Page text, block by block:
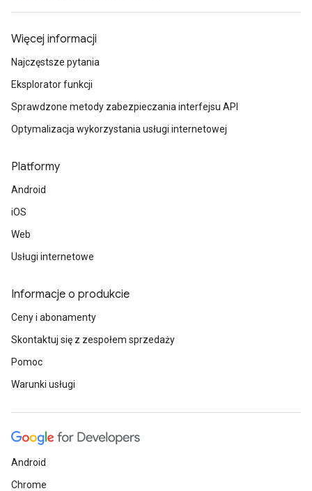
Więcej informacji
Najczęstsze pytania
Eksplorator funkcji
Sprawdzone metody zabezpieczania interfejsu API
Optymalizacja wykorzystania usługi internetowej
Platformy
Android
iOS
Web
Usługi internetowe
Informacje o produkcie
Ceny i abonamenty
Skontaktuj się z zespołem sprzedaży
Pomoc
Warunki usługi
Android
Chrome